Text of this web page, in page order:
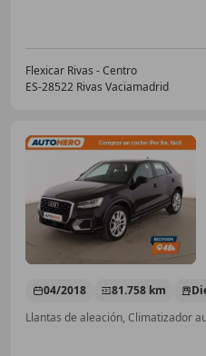
Flexicar Rivas - Centro
ES-28522 Rivas Vaciamadrid
04/2018 81.758 km